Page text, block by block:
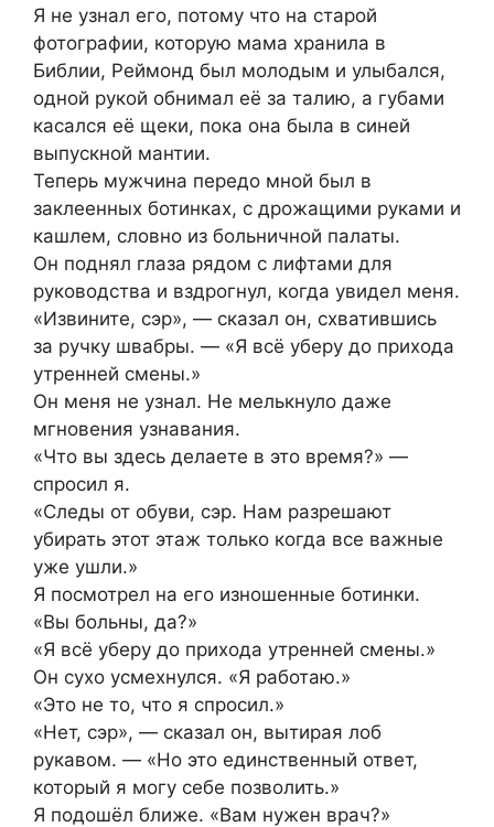
Я не узнал его, потому что на старой
фотографии, которую мама хранила в
Библии, Реймонд был молодым и улыбался,
одной рукой обнимал её за талию, а губами
касался её щеки, пока она была в синей
выпускной мантии.
Теперь мужчина передо мной был в
заклеенных ботинках, с дрожащими руками и
кашлем, словно из больничной палаты.
Он поднял глаза рядом с лифтами для
руководства и вздрогнул, когда увидел меня.
«Извините, сэр», — сказал он, схватившись
за ручку швабры. — «Я всё уберу до прихода
утренней смены.»
Он меня не узнал. Не мелькнуло даже
мгновения узнавания.
«Что вы здесь делаете в это время?» —
спросил я.
«Следы от обуви, сэр. Нам разрешают
убирать этот этаж только когда все важные
уже ушли.»
Я посмотрел на его изношенные ботинки.
«Вы больны, да?»
«Я всё уберу до прихода утренней смены.»
Он сухо усмехнулся. «Я работаю.»
«Это не то, что я спросил.»
«Нет, сэр», — сказал он, вытирая лоб
рукавом. — «Но это единственный ответ,
который я могу себе позволить.»
Я подошёл ближе. «Вам нужен врач?»